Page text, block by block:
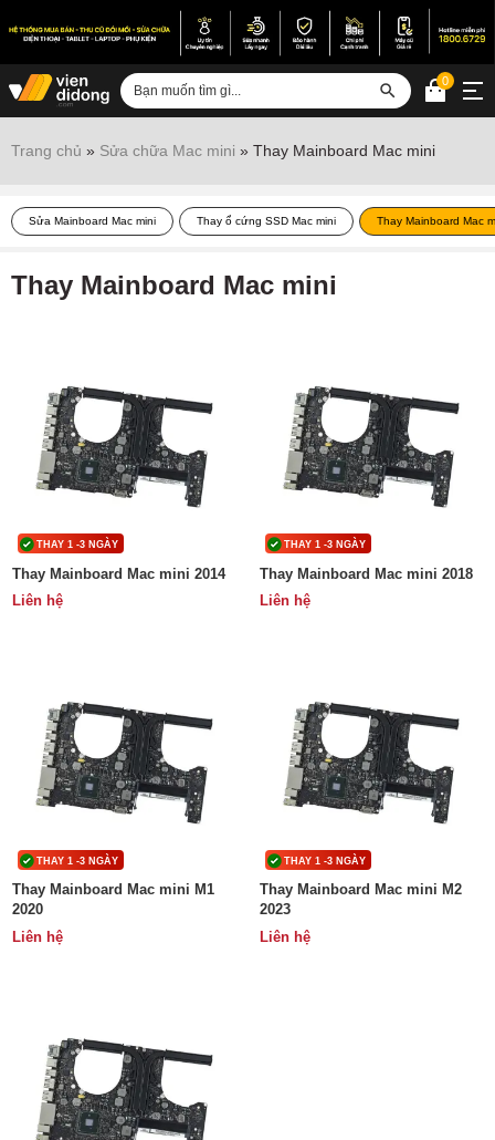
Sửa Android
Sửa Laptop
Sửa chữa thiết bị khác
Điện thoại
Hệ thống:
Giới thiệu
Viện Di Động
Tin công nghệ
Đặt lịch ngay
0
Trang chủ » Sửa chữa Mac mini » Thay Mainboard Mac mini
Sửa Mainboard Mac mini Thay ổ cứng SSD Mac mini Thay Mainboard Mac
Thay Mainboard Mac mini
THAY 1 -3 NGÀY
Thay Mainboard Mac mini 2014
Liên hệ
THAY 1 -3 NGÀY
Thay Mainboard Mac mini 2018
Liên hệ
THAY 1 -3 NGÀY
Thay Mainboard Mac mini M1
2020
Liên hệ
THAY 1 -3 NGÀY
Thay Mainboard Mac mini M2
2023
Liên hệ